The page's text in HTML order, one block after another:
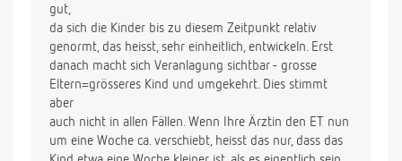
gut,
da sich die Kinder bis zu diesem Zeitpunkt relativ
genormt, das heisst, sehr einheitlich, entwickeln. Erst
danach macht sich Veranlagung sichtbar - grosse
Eltern=grösseres Kind und umgekehrt. Dies stimmt
aber
auch nicht in allen Fällen. Wenn Ihre Ärztin den ET nun
um eine Woche ca. verschiebt, heisst das nur, dass das